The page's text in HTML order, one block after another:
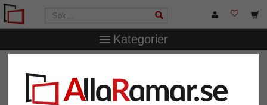
Kategorier
Träram Figari med distanslist måttbeställd